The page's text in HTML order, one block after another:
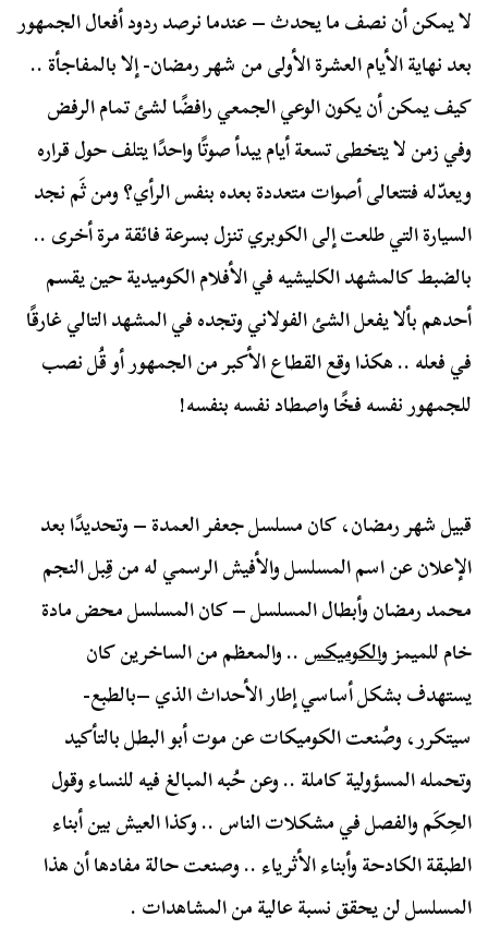
لا يمكن أن نصف ما يحدث – عندما نرصد ردود أفعال الجمهور
بعد نهاية الأيام العشرة الأولى من شهر رمضان- إلا بالمفاجأة ..
كيف يمكن أن يكون الوعي الجمعي رافضًا لشئ تمام الرفض
وفي زمن لا يتخطى تسعة أيام يبدأ صوتًا واحدًا يتلف حول قراره
ويعدّله فتتعالى أصوات متعددة بعده بنفس الرأي؟ ومن ثَم نجد
السيارة التي طلعت إلى الكوبري تنزل بسرعة فائقة مرة أخرى ..
بالضبط كالمشهد الكليشيه في الأفلام الكوميدية حين يقسم
أحدهم بألا يفعل الشئ الفولاني وتجده في المشهد التالي غارقًا
في فعله .. هكذا وقع القطاع الأكبر من الجمهور أو قُل نصب
للجمهور نفسه فخًا واصطاد نفسه بنفسه!
قبيل شهر رمضان، كان مسلسل جعفر العمدة – وتحديدًا بعد
الإعلان عن اسم المسلسل والأفيش الرسمي له من قِبل النجم
محمد رمضان وأبطال المسلسل – كان المسلسل محض مادة
خام للميمز والكوميكس.. والمعظم من الساخرين كان
يستهدف بشكل أساسي إطار الأحداث الذي –بالطبع-
سيتكرر، وصُنعت الكوميكات عن موت أبو البطل بالتأكيد
وتحمله المسؤولية كاملة .. وعن حُبه المبالغ فيه للنساء وقول
الحِكَم والفصل في مشكلات الناس .. وكذا العيش بين أبناء
الطبقة الكادحة وأبناء الأثرياء .. وصنعت حالة مفادها أن هذا
المسلسل لن يحقق نسبة عالية من المشاهدات .